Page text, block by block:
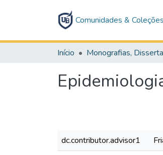
Comunidades & Coleções
Início
dc.contributor.advisor1